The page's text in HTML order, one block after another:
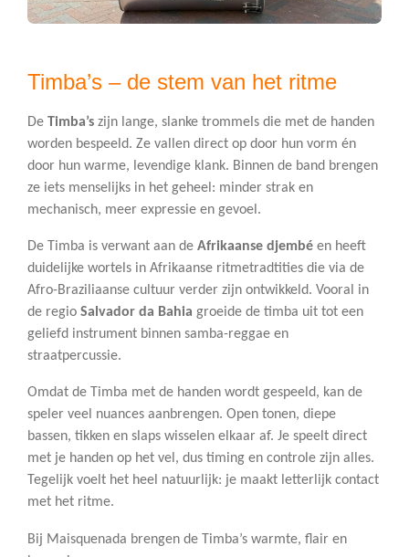
Timba’s – de stem van het ritme
De Timba’s zijn lange, slanke trommels die met de handen
worden bespeeld. Ze vallen direct op door hun vorm én
door hun warme, levendige klank. Binnen de band brengen
ze iets menselijks in het geheel: minder strak en
mechanisch, meer expressie en gevoel.
De Timba is verwant aan de Afrikaanse djembé en heeft
duidelijke wortels in Afrikaanse ritmetradtities die via de
Afro-Braziliaanse cultuur verder zijn ontwikkeld. Vooral in
de regio Salvador da Bahia groeide de timba uit tot een
geliefd instrument binnen samba-reggae en
straatpercussie.
Omdat de Timba met de handen wordt gespeeld, kan de
speler veel nuances aanbrengen. Open tonen, diepe
bassen, tikken en slaps wisselen elkaar af. Je speelt direct
met je handen op het vel, dus timing en controle zijn alles.
Tegelijk voelt het heel natuurlijk: je maakt letterlijk contact
met het ritme.
Bij Maisquenada brengen de Timba’s warmte, flair en